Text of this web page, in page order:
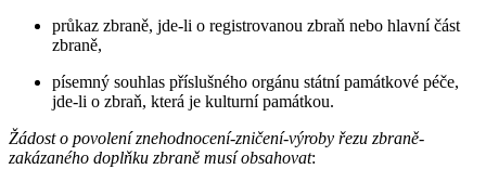
průkaz zbraně, jde-li o registrovanou zbraň nebo hlavní část
zbraně,
písemný souhlas příslušného orgánu státní památkové péče,
jde-li o zbraň, která je kulturní památkou.
Žádost o povolení znehodnocení-zničení-výroby řezu zbraně-
zakázaného doplňku zbraně musí obsahovat: